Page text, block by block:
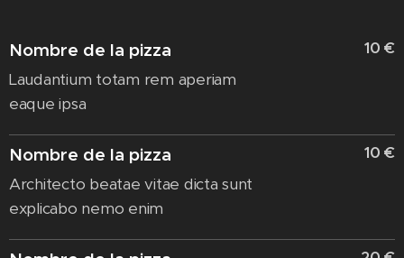
Nombre de la pizza
Laudantium totam rem aperiam
eaque ipsa
10 €
Nombre de la pizza
Architecto beatae vitae dicta sunt
explicabo nemo enim
10 €